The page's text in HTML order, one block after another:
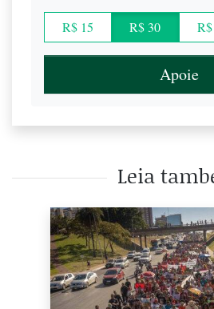
R$ 15 R$ 30
Apoie
Leia